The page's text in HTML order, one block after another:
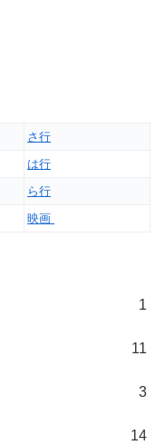
さ行
は行
ら行
映画
1
11
3
14